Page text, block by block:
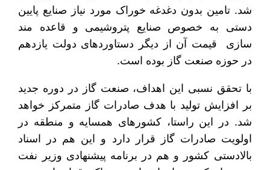
شد. تامین بدون دغدغه خوراک مورد نیاز صنایع پایین
دستی به خصوص صنایع پتروشیمی و قاعده مند
سازی قیمت آن از دیگر دستاوردهای دولت یازدهم
در حوزه صنعت گاز بوده است.
با تحقق نسبی این اهداف، صنعت گاز در دوره جدید
بر افزایش تولید با هدف صادرات گاز متمرکز خواهد
شد. در این راستا، کشورهای همسایه و منطقه در
اولویت صادرات گاز قرار دارد و این هم در اسناد
بالادستی کشور و هم در برنامه پیشنهادی وزیر نفت